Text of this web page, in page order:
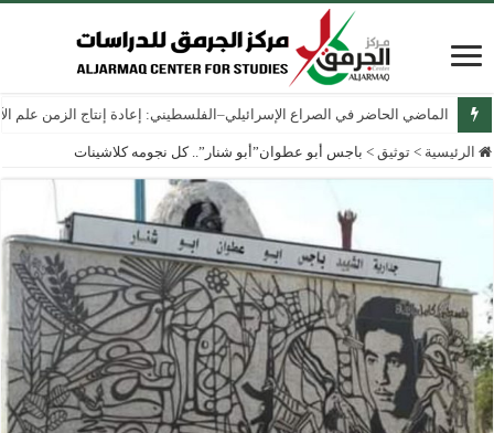
الماضي الحاضر في الصراع الإسرائيلي–الفلسطيني: إعادة إنتاج الزمن علم
الرئيسية > توثيق > باجس أبو عطوان”أبو شنار”.. كل نجومه كلاشينات